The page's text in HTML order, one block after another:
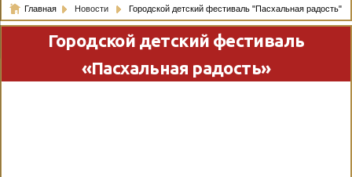
Главная Новости Городской детский фестиваль "Пасхальная радость"
Городской детский фестиваль
«Пасхальная радость»